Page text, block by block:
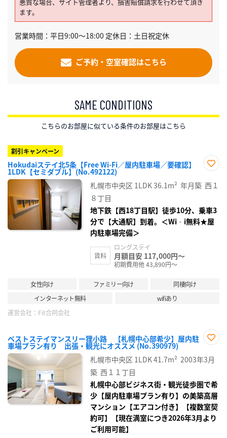
ます。
営業時間：平日9:00～18:00 定休日：土日祝定休
ご予約・空室確認はこちら
SAME CONDITIONS
こちらのお部屋に似ている条件のお部屋はこちら
割引キャンペーン
Hokudaiステイ北5条【Free Wi-Fi／屋内駐車場／要確認】
1LDK【セミダブル】(No.492122)
に入
り登
札幌市中央区 1LDK36.1m² 年月築 西１
８丁目
地下鉄【西18丁目駅】徒歩10分、乗車3
分で【大通駅】到着。＜Wi‐i無料★屋
内駐車場完備＞
賃料
ロングステイ
月額目安 117,000円～
初期費用他 43,890円～
女性向け ファミリー向け
同棲向け
インターネット無料
wifiあり
運営会社： Fit合同会社
ベストステイマンスリー狸小路 【札幌中心部希少】屋内駐
車場プラン有り 出張・観光にオススメ (No.390979)
に入
り登
札幌市中央区 1LDK41.7m² 2003年3月
築 西１１丁目
札幌中心部ビジネス街・観光徒歩圏で希
少【屋内駐車場プラン有り】の美築高層
マンション【エアコン付き】【複数室契
約可】【現在満室につき2026年3月より
ご利用可能】